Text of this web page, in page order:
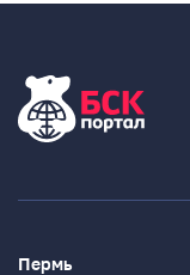
Пермь